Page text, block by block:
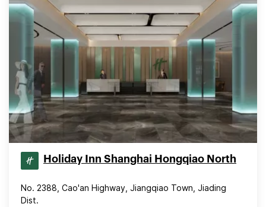
Holiday Inn Shanghai Hongqiao North
No. 2388, Cao'an Highway, Jiangqiao Town, Jiading
Dist.